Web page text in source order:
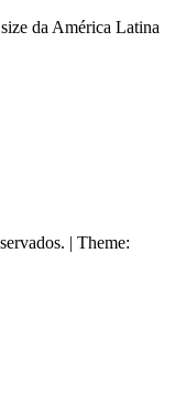
da América Latina
| Theme: